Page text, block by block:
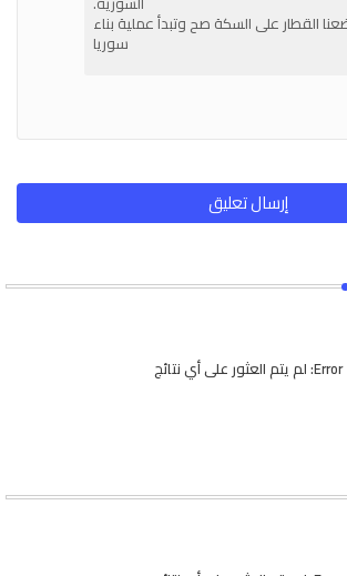
القطار على السكة صح وتبدأ عملية بناء
سوريا
إرسال تعليق
Error: لم يتم العثور على أي نتائج